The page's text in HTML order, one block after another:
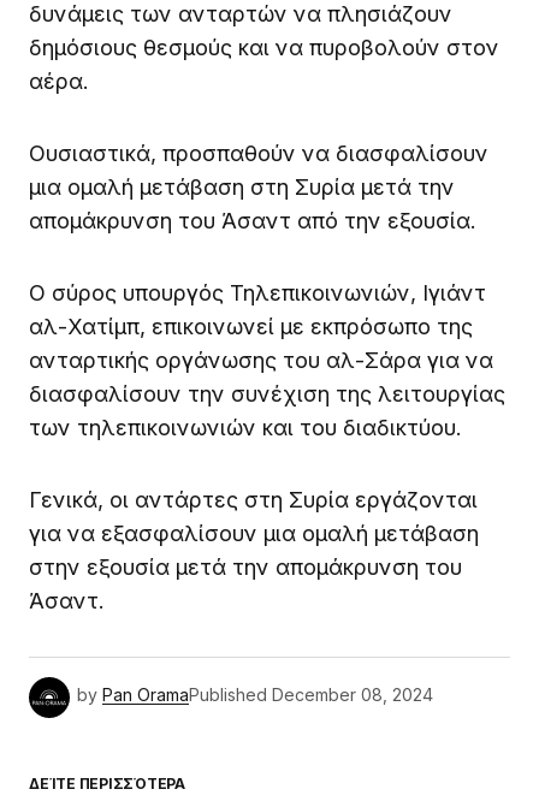
δυνάμεις των ανταρτών να πλησιάζουν
δημόσιους θεσμούς και να πυροβολούν στον
αέρα.
Ουσιαστικά, προσπαθούν να διασφαλίσουν
μια ομαλή μετάβαση στη Συρία μετά την
απομάκρυνση του Άσαντ από την εξουσία.
Ο σύρος υπουργός Τηλεπικοινωνιών, Ιγιάντ
αλ-Χατίμπ, επικοινωνεί με εκπρόσωπο της
ανταρτικής οργάνωσης του αλ-Σάρα για να
διασφαλίσουν την συνέχιση της λειτουργίας
των τηλεπικοινωνιών και του διαδικτύου.
Γενικά, οι αντάρτες στη Συρία εργάζονται
για να εξασφαλίσουν μια ομαλή μετάβαση
στην εξουσία μετά την απομάκρυνση του
Άσαντ.
by Pan OramaPublished December 08, 2024
ΔΕΊΤΕ ΠΕΡΙΣΣΌΤΕΡΑ